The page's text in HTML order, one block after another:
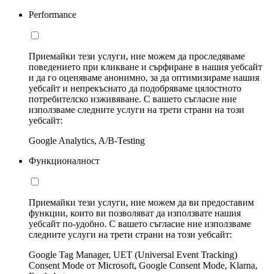
Performance
Приемайки тези услуги, ние можем да проследяваме
поведението при кликване и сърфиране в нашия уебсайт
и да го оценяваме анонимно, за да оптимизираме нашия
уебсайт и непрекъснато да подобряваме цялостното
потребителско изживяване. С вашето съгласие ние
използваме следните услуги на трети страни на този
уебсайт:
Google Analytics, A/B-Testing
Функционалност
Приемайки тези услуги, ние можем да ви предоставим
функции, които ви позволяват да използвате нашия
уебсайт по-удобно. С вашето съгласие ние използваме
следните услуги на трети страни на този уебсайт:
Google Tag Manager, UET (Universal Event Tracking)
Consent Mode от Microsoft, Google Consent Mode, Klarna,